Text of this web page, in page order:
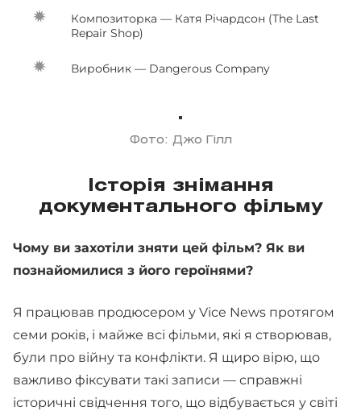
Композиторка — Катя Річардсон (The Last
Repair Shop)
Виробник — Dangerous Company
Фото: Джо Гілл
Історія знімання
документального фільму
Чому ви захотіли зняти цей фільм? Як ви
познайомилися з його героїнями?
Я працював продюсером у Vice News протягом
семи років, і майже всі фільми, які я створював,
були про війну та конфлікти. Я щиро вірю, що
важливо фіксувати такі записи — справжні
історичні свідчення того, що відбувається у світі